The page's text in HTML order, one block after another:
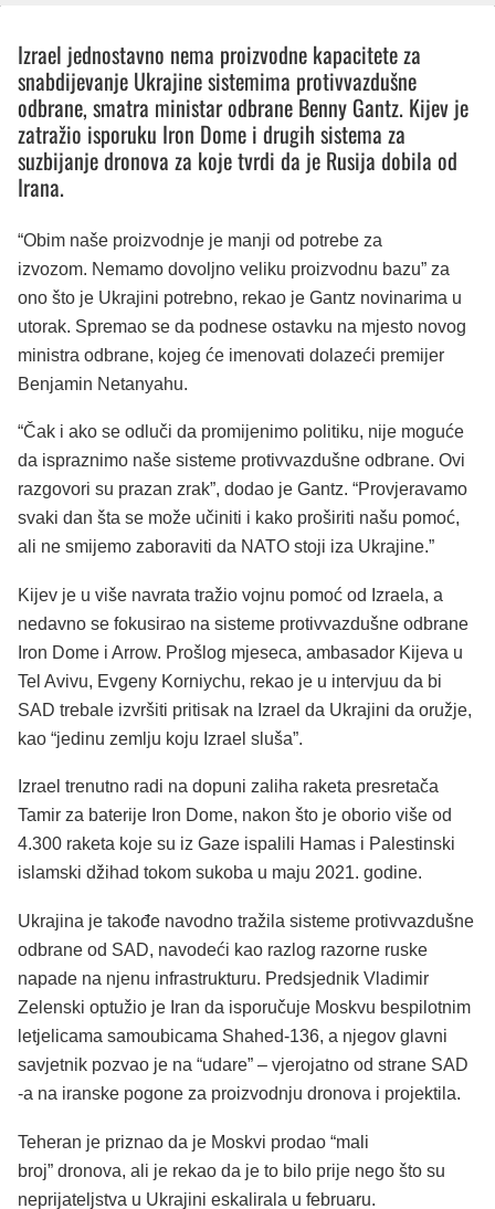
Izrael jednostavno nema proizvodne kapacitete za
snabdijevanje Ukrajine sistemima protivvazdušne
odbrane, smatra ministar odbrane Benny Gantz. Kijev je
zatražio isporuku Iron Dome i drugih sistema za
suzbijanje dronova za koje tvrdi da je Rusija dobila od
Irana.
“Obim naše proizvodnje je manji od potrebe za
izvozom. Nemamo dovoljno veliku proizvodnu bazu” za
ono što je Ukrajini potrebno, rekao je Gantz novinarima u
utorak. Spremao se da podnese ostavku na mjesto novog
ministra odbrane, kojeg će imenovati dolazeći premijer
Benjamin Netanyahu.
“Čak i ako se odluči da promijenimo politiku, nije moguće
da ispraznimo naše sisteme protivvazdušne odbrane. Ovi
razgovori su prazan zrak”, dodao je Gantz. “Provjeravamo
svaki dan šta se može učiniti i kako proširiti našu pomoć,
ali ne smijemo zaboraviti da NATO stoji iza Ukrajine.”
Kijev je u više navrata tražio vojnu pomoć od Izraela, a
nedavno se fokusirao na sisteme protivvazdušne odbrane
Iron Dome i Arrow. Prošlog mjeseca, ambasador Kijeva u
Tel Avivu, Evgeny Korniychu, rekao je u intervjuu da bi
SAD trebale izvršiti pritisak na Izrael da Ukrajini da oružje,
kao “jedinu zemlju koju Izrael sluša”.
Izrael trenutno radi na dopuni zaliha raketa presretača
Tamir za baterije Iron Dome, nakon što je oborio više od
4.300 raketa koje su iz Gaze ispalili Hamas i Palestinski
islamski džihad tokom sukoba u maju 2021. godine.
Ukrajina je takođe navodno tražila sisteme protivvazdušne
odbrane od SAD, navodeći kao razlog razorne ruske
napade na njenu infrastrukturu. Predsjednik Vladimir
Zelenski optužio je Iran da isporučuje Moskvu bespilotnim
letjelicama samoubicama Shahed-136, a njegov glavni
savjetnik pozvao je na “udare” – vjerojatno od strane SAD
-a na iranske pogone za proizvodnju dronova i projektila.
Teheran je priznao da je Moskvi prodao “mali
broj” dronova, ali je rekao da je to bilo prije nego što su
neprijateljstva u Ukrajini eskalirala u februaru.